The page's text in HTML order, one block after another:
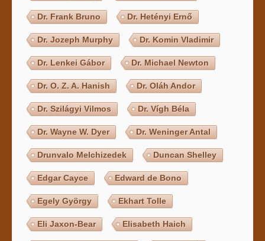
Dr. Frank Bruno Dr. Hetényi Ernő
Dr. Jozeph Murphy Dr. Komin Vladimir
Dr. Lenkei Gábor Dr. Michael Newton
Dr. O. Z. A. Hanish Dr. Oláh Andor
Dr. Szilágyi Vilmos Dr. Vígh Béla
Dr. Wayne W. Dyer Dr. Weninger Antal
Drunvalo Melchizedek Duncan Shelley
Edgar Cayce Edward de Bono
Egely György Ekhart Tolle
Eli Jaxon-Bear Elisabeth Haich